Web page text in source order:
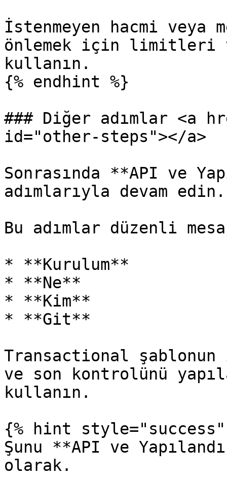
İstenmeyen hacmi veya
önlemek için limitleri
kullanın.
{% endhint %}
### Diğer adımlar <a
id="other-steps"></a>
Sonrasında **API ve
adımlarıyla devam edin.
Bu adımlar düzenli
* **Kurulum**
* **Ne**
* **Kim**
* **Git**
Transactional
ve son kontrolünü
kullanın.
{% hint style="success"
Şunu **API ve
olarak.